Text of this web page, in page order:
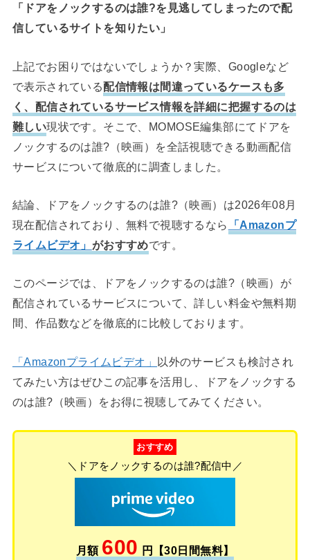
「ドアをノックするのは誰?を見逃してしまったので配
信しているサイトを知りたい」
上記でお困りではないでしょうか？実際、Googleなど
で表示されている配信情報は間違っているケースも多
く、配信されているサービス情報を詳細に把握するのは
難しい現状です。そこで、MOMOSE編集部にてドアを
ノックするのは誰?（映画）を全話視聴できる動画配信
サービスについて徹底的に調査しました。
結論、ドアをノックするのは誰?（映画）は2026年08月
現在配信されており、無料で視聴するなら
「Amazonプ
ライムビデオ」 がおすすめです。
このページでは、ドアをノックするのは誰?（映画）が
配信されているサービスについて、詳しい料金や無料期
間、作品数などを徹底的に比較しております。
「Amazonプライムビデオ」 以外のサービスも検討され
てみたい方はぜひこの記事を活用し、ドアをノックする
のは誰?（映画）をお得に視聴してみてください。
おすすめ
＼ドアをノックするのは誰?配信中／
月額 600 円【30日間無料】